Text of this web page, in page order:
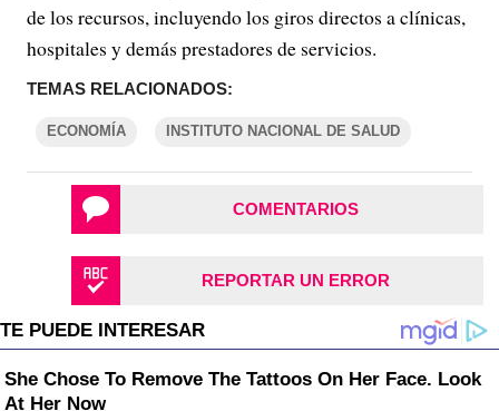
de los recursos, incluyendo los giros directos a clínicas,
hospitales y demás prestadores de servicios.
TEMAS RELACIONADOS:
ECONOMÍA INSTITUTO NACIONAL DE SALUD
COMENTARIOS
REPORTAR UN ERROR